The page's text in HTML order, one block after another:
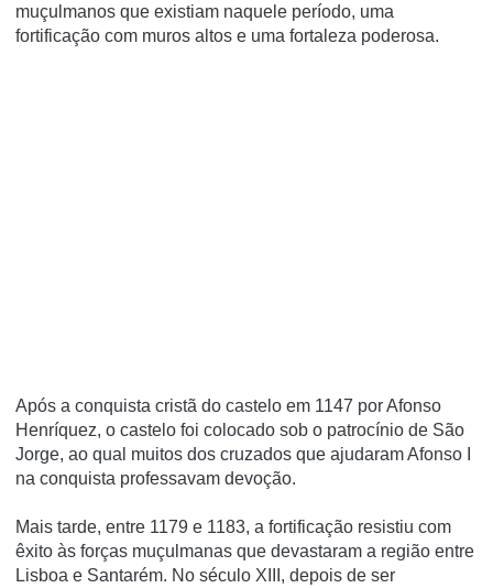
muçulmanos que existiam naquele período, uma
fortificação com muros altos e uma fortaleza poderosa.
Após a conquista cristã do castelo em 1147 por Afonso
Henríquez, o castelo foi colocado sob o patrocínio de São
Jorge, ao qual muitos dos cruzados que ajudaram Afonso I
na conquista professavam devoção.
Mais tarde, entre 1179 e 1183, a fortificação resistiu com
êxito às forças muçulmanas que devastaram a região entre
Lisboa e Santarém. No século XIII, depois de ser